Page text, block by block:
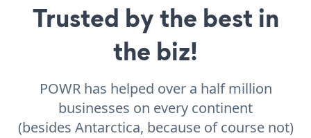
Trusted by the best in
the biz!
POWR has helped over a half million
businesses on every continent
(besides Antarctica, because of course not)